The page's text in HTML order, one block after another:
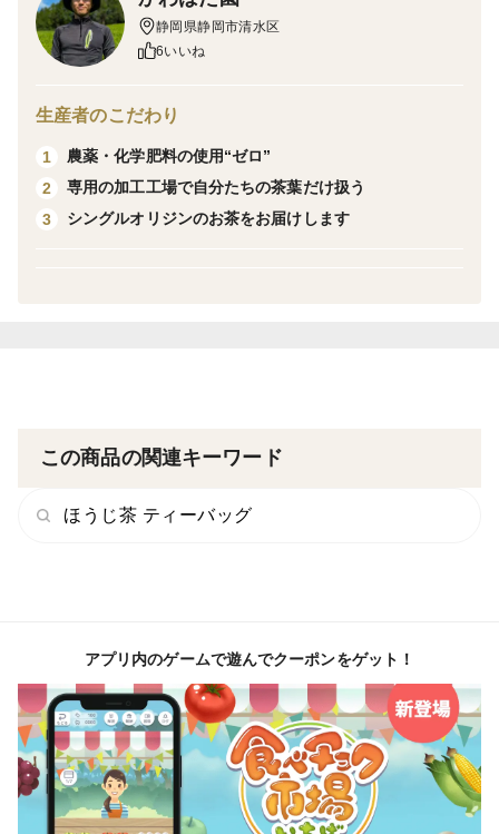
収穫時期：10月中旬
農薬や化学肥料を一切使用せず栽培した「やぶきた」を
スッキリとした風味と、芳ばしさを楽しめるお茶です。
※ティーバッグの素材には未漂白の不織布を使用してい
ます。
ご要望に合わせて販売ページを作りますので
そちらからご購入ください＾＾
☑︎ 化学農薬や化学肥料は 使わない
50年ほど化学的に合成された農薬や肥料は使っていませ
ん。
こうした栽培の最初の始まりは曽祖父が農薬が原因で体
調を崩してしまい、作り手の健康を考えない農業は続か
静岡県静岡市清水区
6いいね
生産者のこだわり
1
農薬・化学肥料の使用“ゼロ”
2
専用の加工工場で自分たちの茶葉だけ扱う
3
シングルオリジンのお茶をお届けします
この商品の関連キーワード
ほうじ茶 ティーバッグ
アプリ内のゲームで遊んでクーポンをゲット！